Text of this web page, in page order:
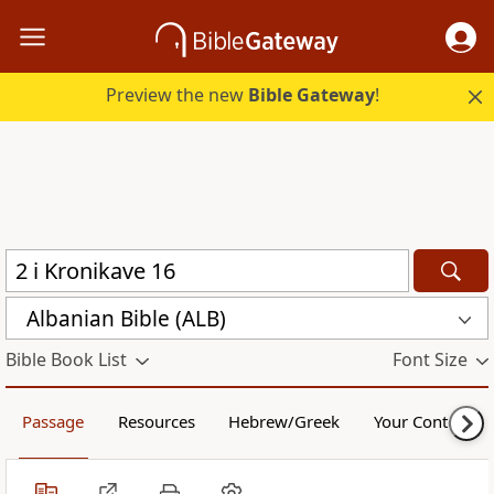
Preview the new Bible Gateway!
Albanian Bible (ALB)
Bible Book List Font Size
Passage Resources Hebrew/Greek Your Content